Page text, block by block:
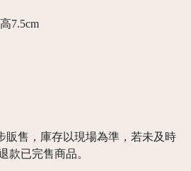
7.5cm
販售，庫存以現場為準，若未及時
款已完售商品。